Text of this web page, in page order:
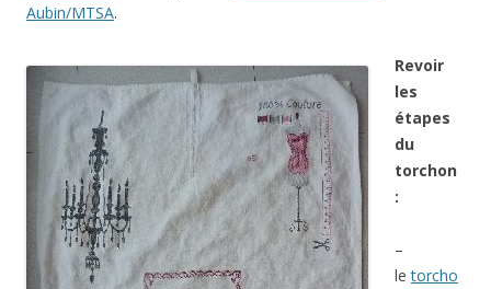
Aubin/MTSA.
Revoir
les
étapes
du
torchon
:
–
letorcho